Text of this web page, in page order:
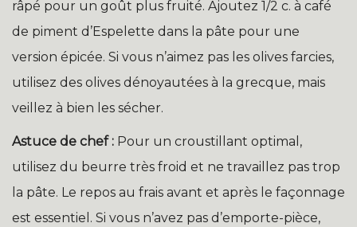
râpé pour un goût plus fruité. Ajoutez 1/2 c. à café
de piment d’Espelette dans la pâte pour une
version épicée. Si vous n’aimez pas les olives farcies,
utilisez des olives dénoyautées à la grecque, mais
veillez à bien les sécher.
Astuce de chef : Pour un croustillant optimal,
utilisez du beurre très froid et ne travaillez pas trop
la pâte. Le repos au frais avant et après le façonnage
est essentiel. Si vous n’avez pas d’emporte-pièce,